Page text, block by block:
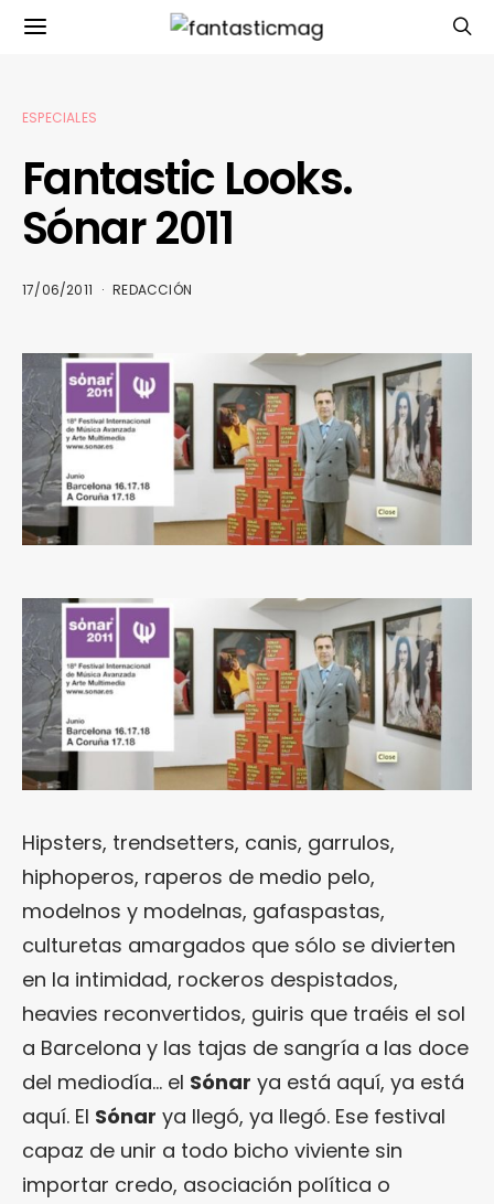
ESPECIALES
Fantastic Looks.
Sónar 2011
17/06/2011 REDACCIÓN
Hipsters, trendsetters, canis, garrulos,
hiphoperos, raperos de medio pelo,
modelnos y modelnas, gafaspastas,
culturetas amargados que sólo se divierten
en la intimidad, rockeros despistados,
heavies reconvertidos, guiris que traéis el sol
a Barcelona y las tajas de sangría a las doce
del mediodía… el Sónar ya está aquí, ya está
aquí. El Sónar ya llegó, ya llegó. Ese festival
capaz de unir a todo bicho viviente sin
importar credo, asociación política o